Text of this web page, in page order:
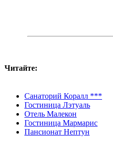
Читайте:
Санаторий Коралл ***
Гостиница Лэтуаль
Отель Малекон
Гостиница Мармарис
Пансионат Нептун